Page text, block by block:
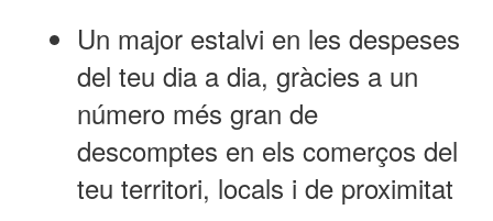
Un major estalvi en les despeses
del teu dia a dia, gràcies a un
número més gran de
descomptes en els comerços del
teu territori, locals i de proximitat